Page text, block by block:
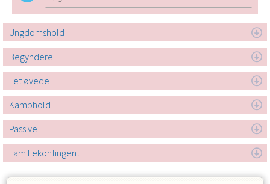
Ungdomshold
Begyndere
Let øvede
Kamphold
Passive
Familiekontingent